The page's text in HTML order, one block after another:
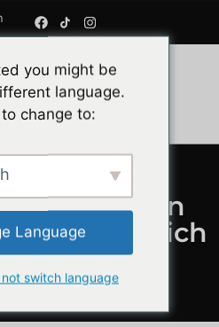
kabellosen
(Vergleich
you might be
language.
change to:
Language
switch language